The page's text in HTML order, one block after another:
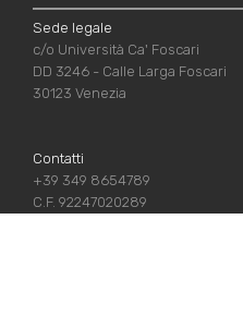
Sede legale
c/o Università Ca' Foscari
DD 3246 - Calle Larga Foscari
30123 Venezia
Contatti
+39 349 8654789
C.F. 92247020289